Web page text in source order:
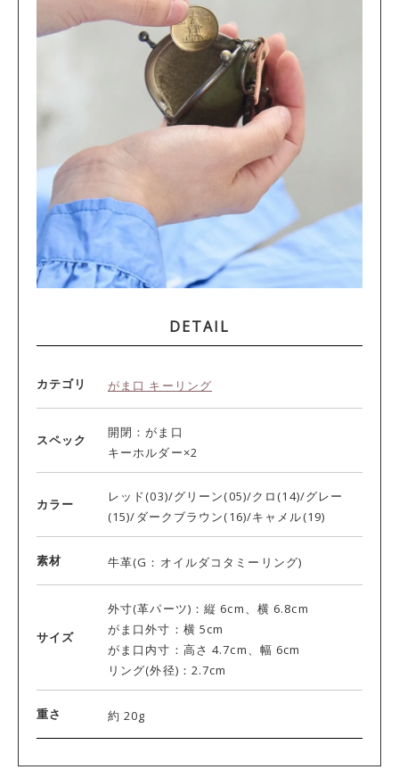
DETAIL
カテゴリ がま口 キーリング
スペック
開閉：がま口
キーホルダー×2
カラー
レッド(03)/グリーン(05)/クロ(14)/グレー
(15)/ダークブラウン(16)/キャメル(19)
素材 牛革(G：オイルダコタミーリング)
サイズ
外寸(革パーツ)：縦 6cm、横 6.8cm
がま口外寸：横 5cm
がま口内寸：高さ 4.7cm、幅 6cm
リング(外径)：2.7cm
重さ 約 20g